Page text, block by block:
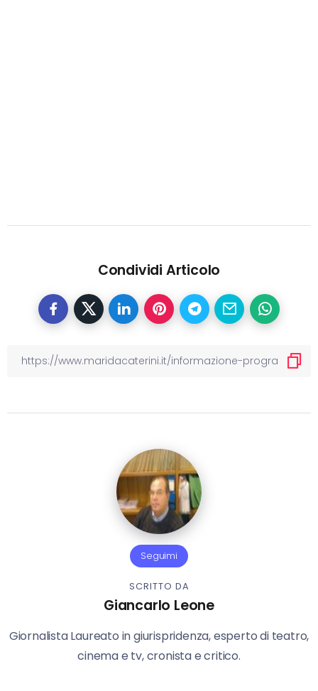
Condividi Articolo
Seguimi
SCRITTO DA
Giancarlo Leone
Giornalista Laureato in giurispridenza, esperto di teatro,
cinema e tv, cronista e critico.